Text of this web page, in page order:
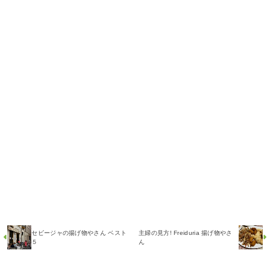
セビージャの揚げ物やさん ベスト
５
主婦の見方! Freiduria 揚げ物やさ
ん